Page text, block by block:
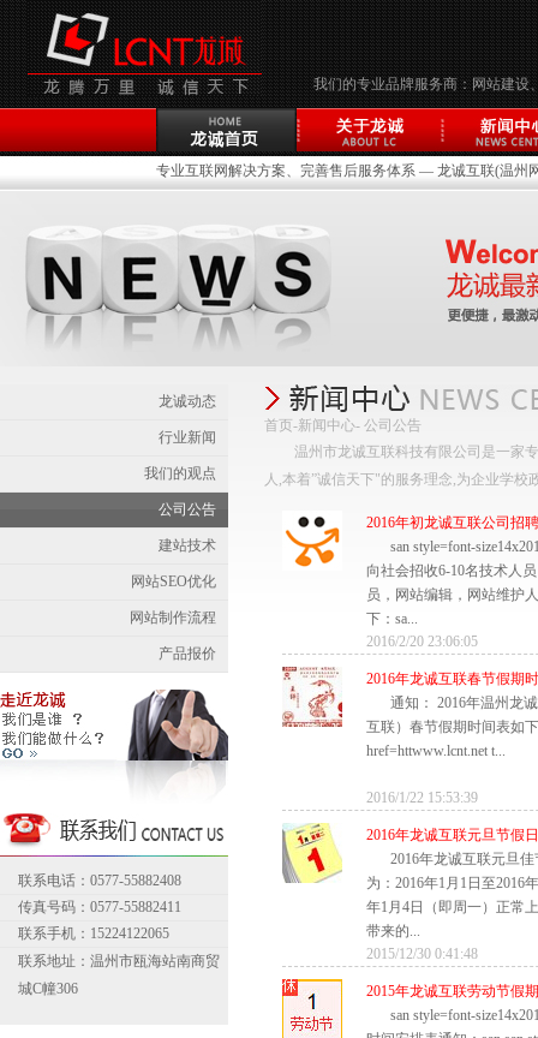
我们的专业品牌服务商：网站建设
专业互联网解决方案、完善售后服务体系 — 龙诚互联(温州
龙诚动态
行业新闻
我们的观点
公司公告
建站技术
网站SEO优化
网站制作流程
产品报价
联系电话：0577-55882408
传真号码：0577-55882411
联系手机：15224122065
联系地址：温州市瓯海站南商贸
城C幢306
首页-新闻中心- 公司公告
温州市龙诚互联科技有限公司是一家
人,本着”诚信天下"的服务理念,为企业学
2016年初龙诚互联公司招
san style=font-
向社会招收6-10名技术人
员，网站编辑，网站维护
下：sa...
2016/2/20 23:06:05
2016年龙诚互联春节假期
通知： 2016年温州龙
互联）春节假期时间表如下
href=httwww.lcnt.net t...
2016/1/22 15:53:39
2016年龙诚互联元旦节假
2016年龙诚互联元旦
为：2016年1月1日至2016
年1月4日（即周一）正常
带来的...
2015/12/30 0:41:48
2015年龙诚互联劳动节假
san style=font-